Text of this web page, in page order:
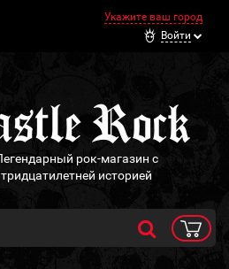
Укажите ваш город
Войти
рок-магазин с
тридцатилетней историей